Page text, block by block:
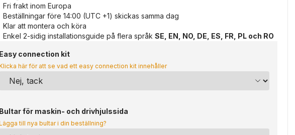
Fri frakt inom Europa
Beställningar före 14:00 (UTC +1) skickas samma dag
Klar att montera och köra
Enkel 2-sidig installationsguide på flera språk SE, EN, NO, DE, ES, FR, PL och RO
Easy connection kit
här för att se vad ett easy connection kit innehåller
Bultar för maskin- och drivhjulssida
till nya bultar i din beställning?